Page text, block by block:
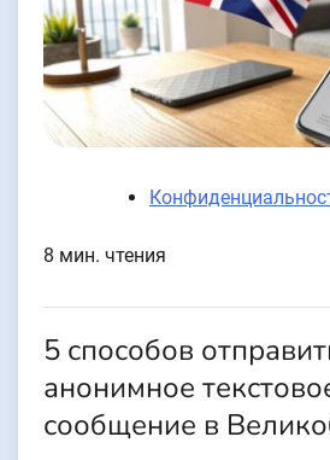
8 мин. чтения
5 способов
анонимное
сообщение в